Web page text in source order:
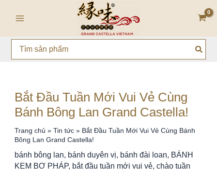
dung
for:
Bắt Đầu Tuần Mới Vui Vẻ Cùng
Bánh Bông Lan Grand Castella!
Trang chủ » Tin tức » Bắt Đầu Tuần Mới Vui Vẻ Cùng Bánh
Bông Lan Grand Castella!
bánh bông lan, bánh duyên vị, bánh đài loan, BÁNH
KEM BƠ PHÁP, bắt đầu tuần mới vui vẻ, chào tuần